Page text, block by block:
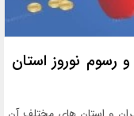
رسوم نوروز استان